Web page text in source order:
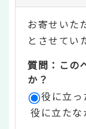
テ
ン
ツ
評
価
お寄せいた
とさせてい
質問：この
か？
役に立っ
役に立たな